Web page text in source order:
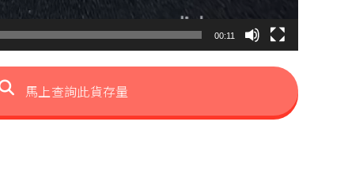
00:11
馬上查詢此貨存量